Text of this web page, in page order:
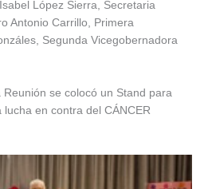
López Sierra, Secretaria
Antonio Carrillo, Primera
Segunda Vicegobernadora
se colocó un Stand para
en contra del CÁNCER